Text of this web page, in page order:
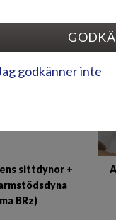
sittdynor +
BRz)
godkänner inte